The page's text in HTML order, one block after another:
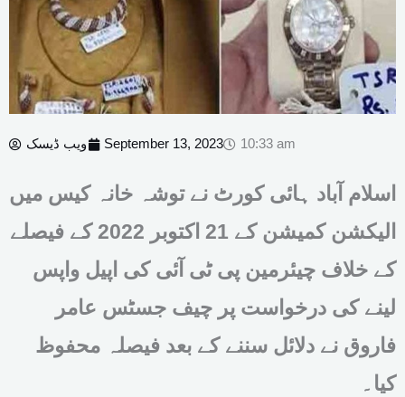
ویب ڈیسک September 13, 2023 10:33 am
اسلام آباد ہائی کورٹ نے توشہ خانہ کیس میں
الیکشن کمیشن کے 21 اکتوبر 2022 کے فیصلے
کے خلاف چیئرمین پی ٹی آئی کی اپیل واپس
لینے کی درخواست پر چیف جسٹس عامر
فاروق نے دلائل سننے کے بعد فیصلہ محفوظ
کیا۔